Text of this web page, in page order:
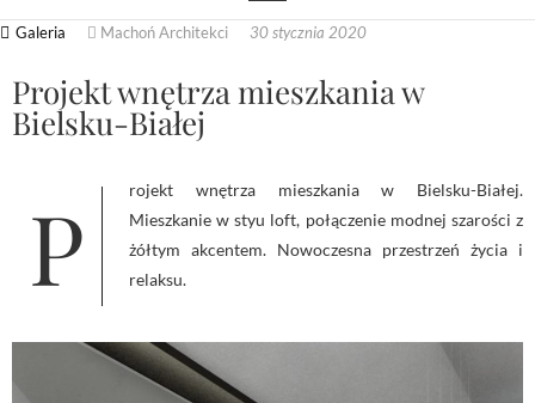
Galeria Machoń Architekci 30 stycznia 2020
Projekt wnętrza mieszkania w
Bielsku-Białej
Projekt wnętrza mieszkania w Bielsku-Białej.
Mieszkanie w styu loft, połączenie modnej szarości z
żółtym akcentem. Nowoczesna przestrzeń życia i
relaksu.